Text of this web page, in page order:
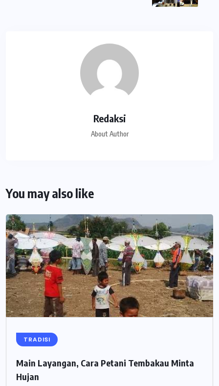
Redaksi
About Author
You may also like
TRADISI
Main Layangan, Cara Petani Tembakau Minta
Hujan